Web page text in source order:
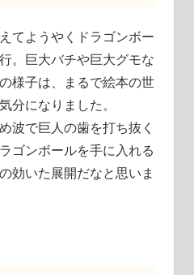
てようやくドラゴンボー
。巨大バチや巨大グモな
様子は、まるで絵本の世
分になりました。
波で巨人の歯を打ち抜く
ゴンボールを手に入れる
効いた展開だなと思いま